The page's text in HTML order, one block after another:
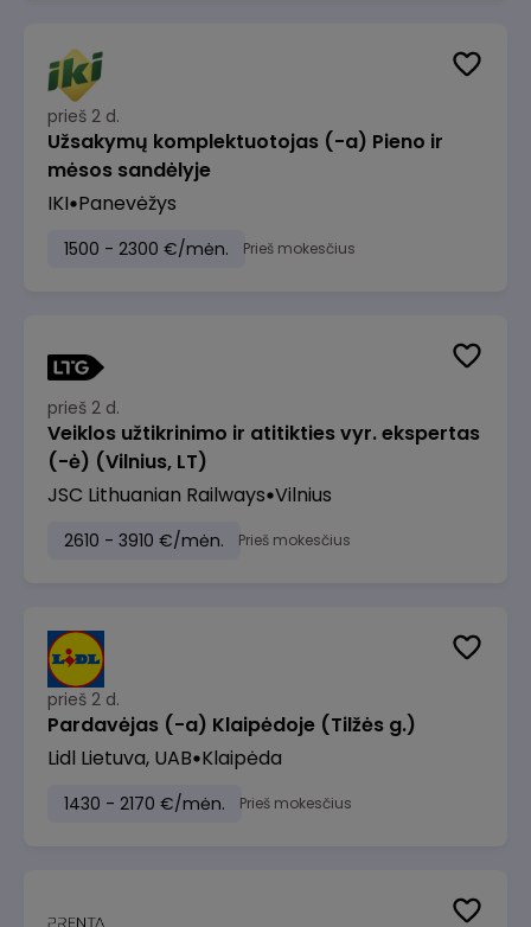
prieš 2 d.
Užsakymų komplektuotojas (-a) Pieno ir
mėsos sandėlyje
IKI Panevėžys
1500 - 2300 €/mėn. Prieš mokesčius
prieš 2 d.
Veiklos užtikrinimo ir atitikties vyr. ekspertas
(-ė) (Vilnius, LT)
JSC Lithuanian Railways Vilnius
2610 - 3910 €/mėn. Prieš mokesčius
prieš 2 d.
Pardavėjas (-a) Klaipėdoje (Tilžės g.)
Lidl Lietuva, UAB Klaipėda
1430 - 2170 €/mėn. Prieš mokesčius